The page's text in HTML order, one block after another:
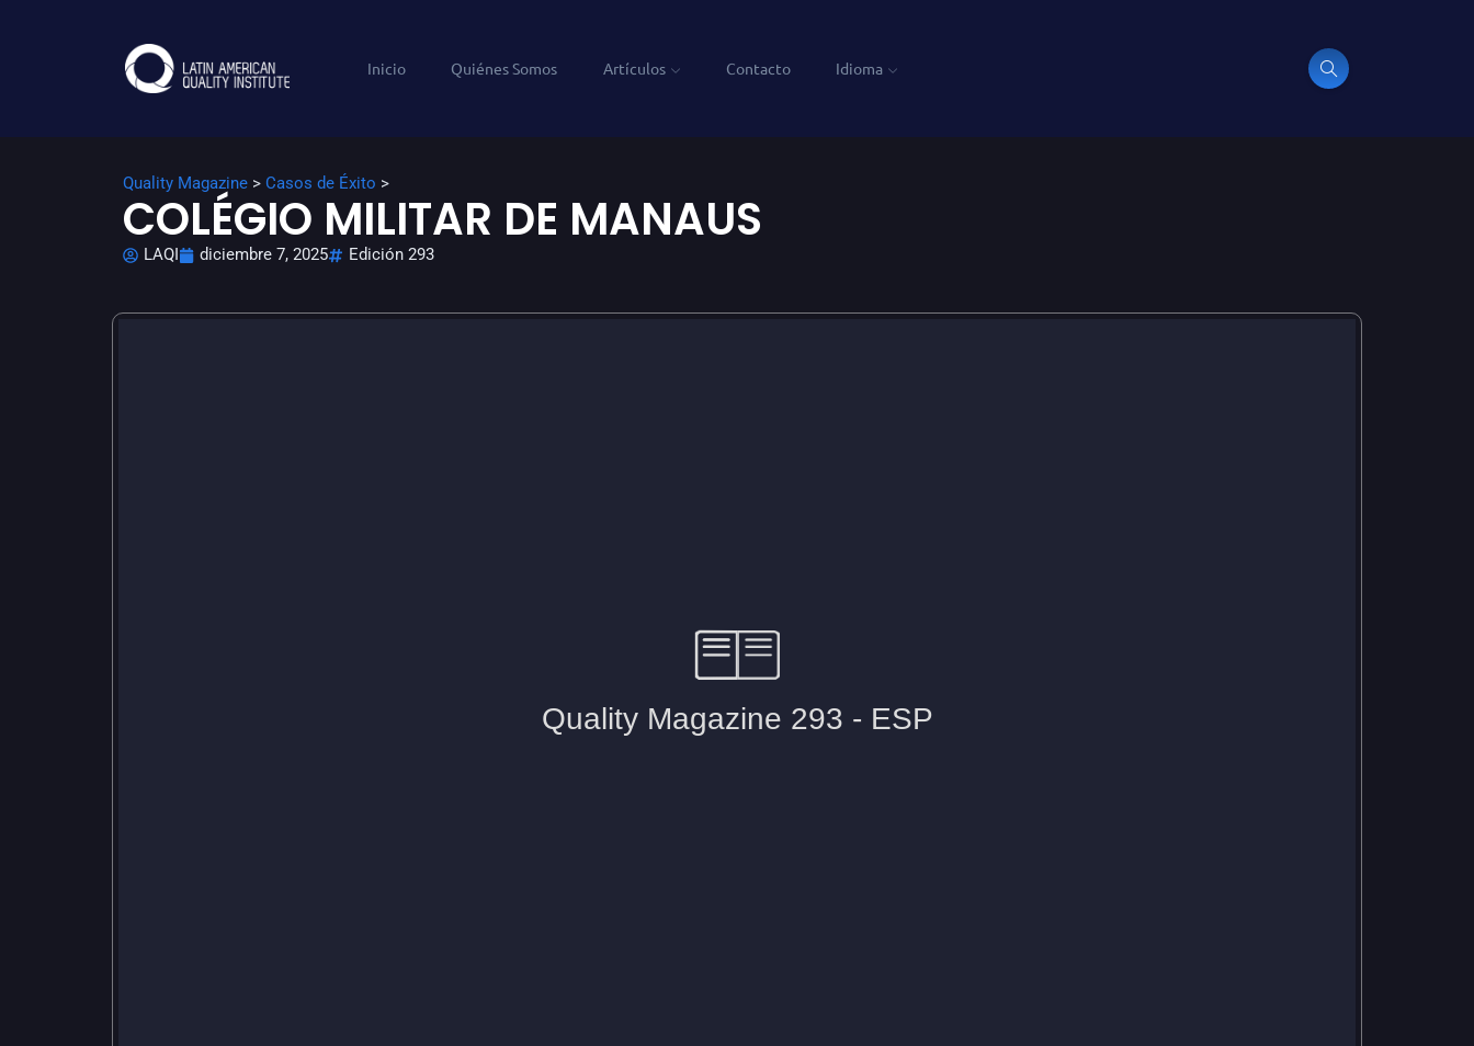
Inicio Quiénes Somos Artículos Contacto Idioma
Quality Magazine > Casos de Éxito >
COLÉGIO MILITAR DE MANAUS
LAQI diciembre 7, 2025 Edición 293